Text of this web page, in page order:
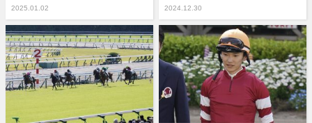
2025.01.02 2024.12.30